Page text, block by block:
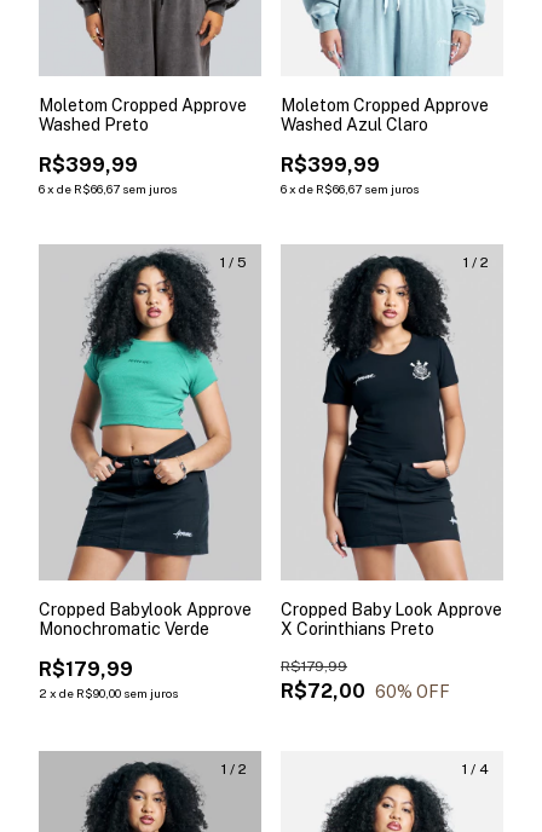
Moletom Cropped Approve
Washed Preto
R$399,99
6x de R$66,67 sem juros
Moletom Cropped Approve
Washed Azul Claro
R$399,99
6x de R$66,67 sem juros
1 / 5
Cropped Babylook Approve
Monochromatic Verde
R$179,99
2 x de R$90,00 sem juros
1 / 2
Cropped Baby Look Approve
X Corinthians Preto
R$72,00
R$179,99
60% OFF
1 / 2 1 / 4